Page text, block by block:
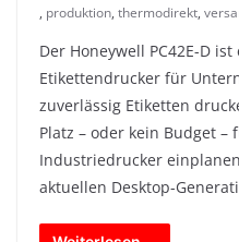
, produktion, thermodirekt,
Der Honeywell PC42E-D
Etikettendrucker für
zuverlässig Etiketten
Platz – oder kein Budget –
Industriedrucker
aktuellen Desktop-